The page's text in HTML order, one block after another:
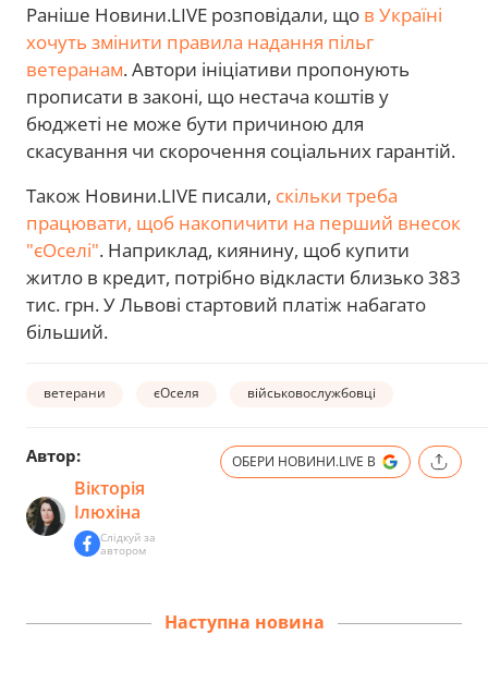
Раніше Новини.LIVE розповідали, що в Україні
хочуть змінити правила надання пільг
ветеранам. Автори ініціативи пропонують
прописати в законі, що нестача коштів у
бюджеті не може бути причиною для
скасування чи скорочення соціальних гарантій.
Також Новини.LIVE писали, скільки треба
працювати, щоб накопичити на перший внесок
"єОселі". Наприклад, киянину, щоб купити
житло в кредит, потрібно відкласти близько 383
тис. грн. У Львові стартовий платіж набагато
більший.
ветерани єОселя військовослужбовці
Автор:
Вікторія
Ілюхіна
Слідкуй за
автором
ОБЕРИ НОВИНИ.LIVE В
Наступна новина